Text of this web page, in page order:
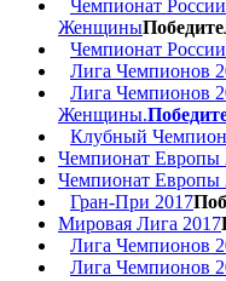
Чемпионат
Женщины
Чемпионат
Лига Чемпионов
Лига Чемпионов
Женщины.
Клубный
Чемпионат
Чемпионат
Гран-При 2017
Мировая Лига 2017
Лига Чемпионов
Лига Чемпионов